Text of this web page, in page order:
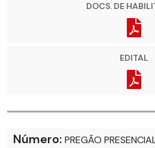
DOCS. DE
EDITAL
Número: PREGÃO